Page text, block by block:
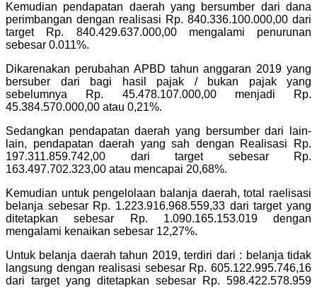
Kemudian pendapatan daerah yang bersumber dari dana
perimbangan dengan realisasi Rp. 840.336.100.000,00 dari
target Rp. 840.429.637.000,00 mengalami penurunan
sebesar 0.011%.
Dikarenakan perubahan APBD tahun anggaran 2019 yang
bersuber dari bagi hasil pajak / bukan pajak yang
sebelumnya Rp. 45.478.107.000,00 menjadi Rp.
45.384.570.000,00 atau 0,21%.
Sedangkan pendapatan daerah yang bersumber dari lain-
lain, pendapatan daerah yang sah dengan Realisasi Rp.
197.311.859.742,00 dari target sebesar Rp.
163.497.702.323,00 atau mencapai 20,68%.
Kemudian untuk pengelolaan balanja daerah, total raelisasi
belanja sebesar Rp. 1.223.916.968.559,33 dari target yang
ditetapkan sebesar Rp. 1.090.165.153.019 dengan
mengalami kenaikan sebesar 12,27%.
Untuk belanja daerah tahun 2019, terdiri dari : belanja tidak
langsung dengan realisasi sebesar Rp. 605.122.995.746,16
dari target yang ditetapkan sebesar Rp. 598.422.578.959